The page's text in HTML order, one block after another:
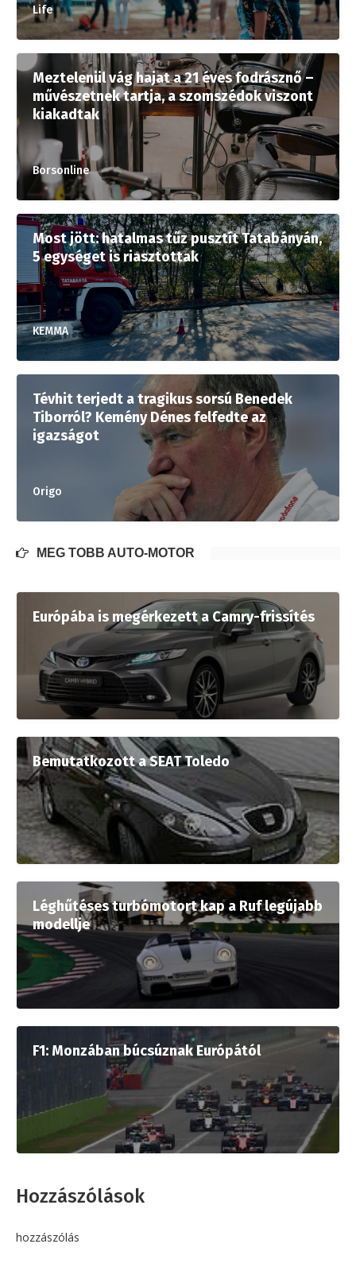
Life
Meztelenül vág hajat a 21 éves fodrásznő –
művészetnek tartja, a szomszédok viszont
kiakadtak
Borsonline
Most jött: hatalmas tűz pusztít Tatabányán,
5 egységet is riasztottak
KEMMA
Tévhit terjedt a tragikus sorsú Benedek
Tiborról? Kemény Dénes felfedte az
igazságot
Origo
MÉG TÖBB AUTÓ-MOTOR
Európába is megérkezett a Camry-frissítés
Bemutatkozott a SEAT Toledo
Léghűtéses turbómotort kap a Ruf legújabb
modellje
F1: Monzában búcsúznak Európától
Hozzászólások
hozzászólás